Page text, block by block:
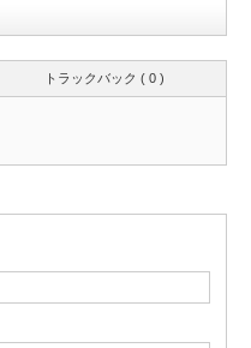
トラックバック ( 0 )